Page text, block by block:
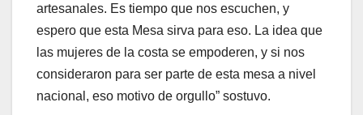
artesanales. Es tiempo que nos escuchen, y
espero que esta Mesa sirva para eso. La idea que
las mujeres de la costa se empoderen, y si nos
consideraron para ser parte de esta mesa a nivel
nacional, eso motivo de orgullo” sostuvo.